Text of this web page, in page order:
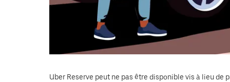
Uber Reserve peut ne pas être disponible vis à lieu de